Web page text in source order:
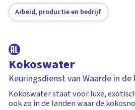
Arbeid, productie en bedrijf
Kokoswater
Keuringsdienst van Waarde in de
Kokoswater staat voor luxe,
ook zo in de landen waar de